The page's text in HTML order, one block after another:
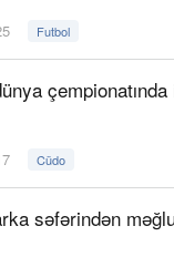
Futbol
Cüdo
səfərindən